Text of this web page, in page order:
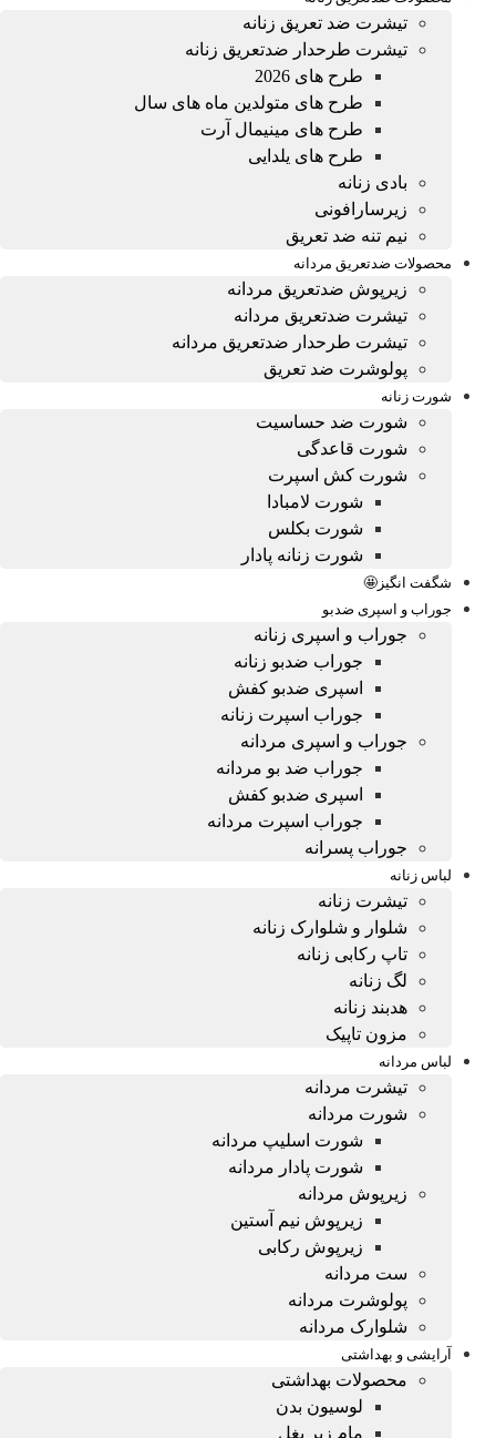
تیشرت ضد تعریق زنانه
تیشرت طرحدار ضدتعریق زنانه
طرح های 2026
طرح های متولدین ماه های سال
طرح های مینیمال آرت
طرح های یلدایی
بادی زنانه
زیرسارافونی
نیم تنه ضد تعریق
محصولات ضدتعریق مردانه
زیرپوش ضدتعریق مردانه
تیشرت ضدتعریق مردانه
تیشرت طرحدار ضدتعریق مردانه
پولوشرت ضد تعریق
شورت زنانه
شورت ضد حساسیت
شورت قاعدگی
شورت کش اسپرت
شورت لامبادا
شورت بکلس
شورت زنانه پادار
شگفت انگیز🤩
جوراب و اسپری ضدبو
جوراب و اسپری زنانه
جوراب ضدبو زنانه
اسپری ضدبو کفش
جوراب اسپرت زنانه
جوراب و اسپری مردانه
جوراب ضد بو مردانه
اسپری ضدبو کفش
جوراب اسپرت مردانه
جوراب پسرانه
لباس زنانه
تیشرت زنانه
شلوار و شلوارک زنانه
تاپ رکابی زنانه
لگ زنانه
هدبند زنانه
مزون تاپیک
لباس مردانه
تیشرت مردانه
شورت مردانه
شورت اسلیپ مردانه
شورت پادار مردانه
زیرپوش مردانه
زیرپوش نیم آستین
زیرپوش رکابی
ست مردانه
پولوشرت مردانه
شلوارک مردانه
آرایشی و بهداشتی
محصولات بهداشتی
لوسیون بدن
مام زیر بغل